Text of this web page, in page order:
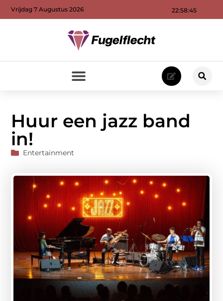
22:58:46
Vrijdag 7 Augustus 2026
Huur een jazz band
in!
Entertainment